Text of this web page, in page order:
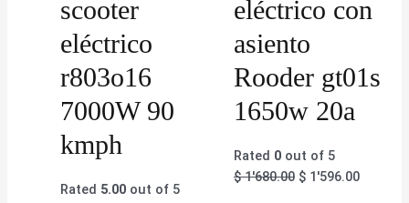
scooter
eléctrico
r803o16
7000W 90
kmph
Rated 5.00 out of 5
eléctrico con
asiento
Rooder gt01s
1650w 20a
Rated 0out of 5
$1'680.00 $1'596.00